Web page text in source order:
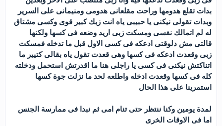
بدات تقلع هدومها وراحت مقلعانى هدومى ومنيمانى على السرير
وبدات تقولى نيكنى يا حبيبى ياه انت زبك كبير قوى وكسى مشتاق
له لم اتمالك نفسى ومسكت زبى اريد وضعه فى كسها ولكنها
قالتى مش دلوقتى ادعكه فى كسى الاول قبل ما تدخله فمسكت
زبى وقعدت ادعكه فى كسها وهى قعدت تقول ياه بقالى كتيير ما
اتناكتش نيكنى فى كسى يا راجلى هنا ما اقدرتش استحمل ودخلته
كله فى كسها وقعدت ادخله واطلعه لحد ما نزلت جوة كسها
استمرينا على هذا الحال
لمدة يومين وكنا ننتظر حتى تنام امى ثم نبدا فى ممارسة الجنس
اما فى الاوقات الخرى